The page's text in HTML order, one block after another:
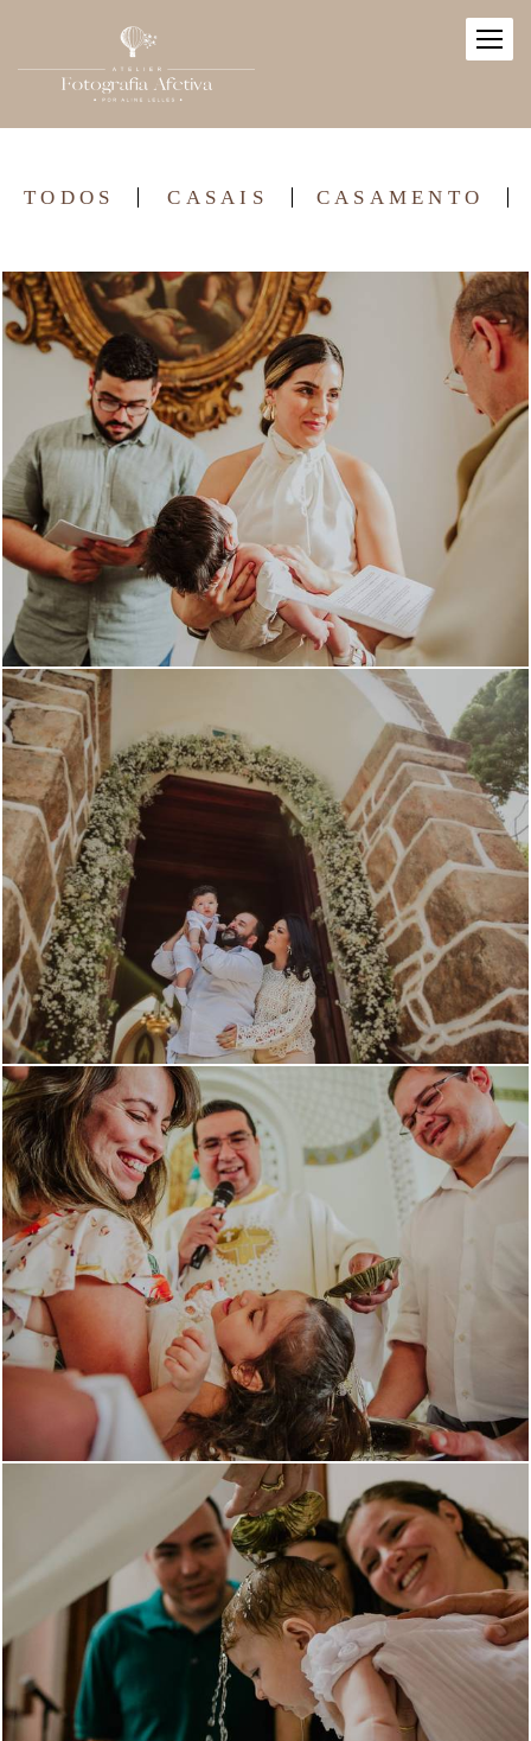
TODOS CASAIS CASAMENTO
1552 15
1582 3
1993 54
2607 14